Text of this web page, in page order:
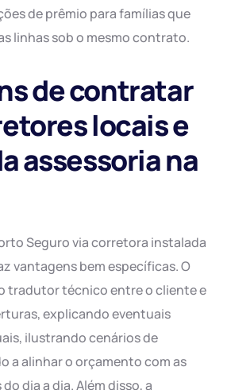
de prêmio para famílias que
linhas sob o mesmo contrato.
de contratar
locais e
assessoria na
Seguro via corretora instalada
vantagens bem específicas. O
tradutor técnico entre o cliente e
explicando eventuais
ilustrando cenários de
a alinhar o orçamento com as
dia a dia. Além disso, a